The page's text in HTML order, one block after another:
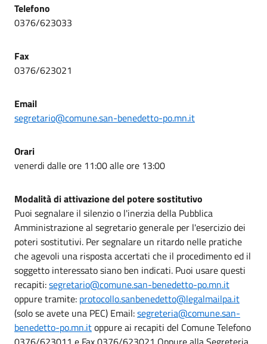
Telefono
0376/623033
Fax
0376/623021
Email
segretario@comune.san-benedetto-po.mn.it
Orari
venerdi dalle ore 11:00 alle ore 13:00
Modalità di attivazione del potere sostitutivo
Puoi segnalare il silenzio o l'inerzia della Pubblica
Amministrazione al segretario generale per l'esercizio dei
poteri sostitutivi. Per segnalare un ritardo nelle pratiche
che agevoli una risposta accertati che il procedimento ed il
soggetto interessato siano ben indicati. Puoi usare questi
recapiti:segretario@comune.san-benedetto-po.mn.it
oppure tramite: protocollo.sanbenedetto@legalmailpa.it
(solo se avete una PEC) Email:segreteria@comune.san-
benedetto-po.mn.itoppure ai recapiti del Comune Telefono